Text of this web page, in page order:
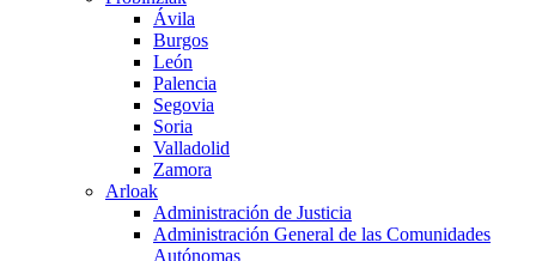
Ávila
Burgos
León
Palencia
Segovia
Soria
Valladolid
Zamora
Arloak
Administración de Justicia
Administración General de las Comunidades
Autónomas